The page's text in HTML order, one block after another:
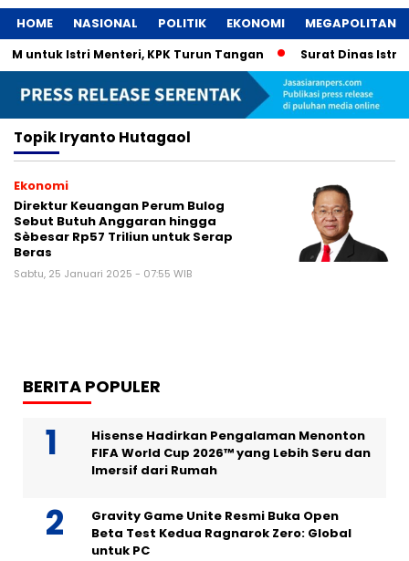
HOME NASIONAL POLITIK EKONOMI MEGAPOLITAN
untuk Istri Menteri, KPK Turun Tangan Surat Dinas Istri
TopikIryanto Hutagaol
Ekonomi
Direktur Keuangan Perum Bulog
Sebut Butuh Anggaran hingga
Sèbesar Rp57 Triliun untuk Serap
Beras
Sabtu, 25 Januari 2025 - 07:55 WIB
BERITA POPULER
Hisense Hadirkan Pengalaman Menonton
FIFA World Cup 2026™ yang Lebih Seru dan
Imersif dari Rumah
Gravity Game Unite Resmi Buka Open
Beta Test Kedua Ragnarok Zero: Global
untuk PC